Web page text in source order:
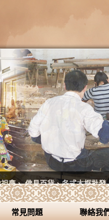
龕、 佛具百貨、各式木框批發
常見問題 聯絡我